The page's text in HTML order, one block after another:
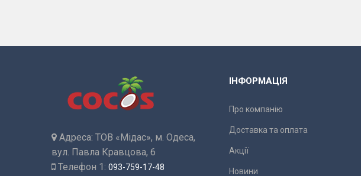
Адреса: ТОВ «Мідас», м. Одеса,
вул. Павла Кравцова, 6
Телефон 1: 093-759-17-48
ІНФОРМАЦІЯ
Про компанію
Доставка та оплата
Акції
Новини